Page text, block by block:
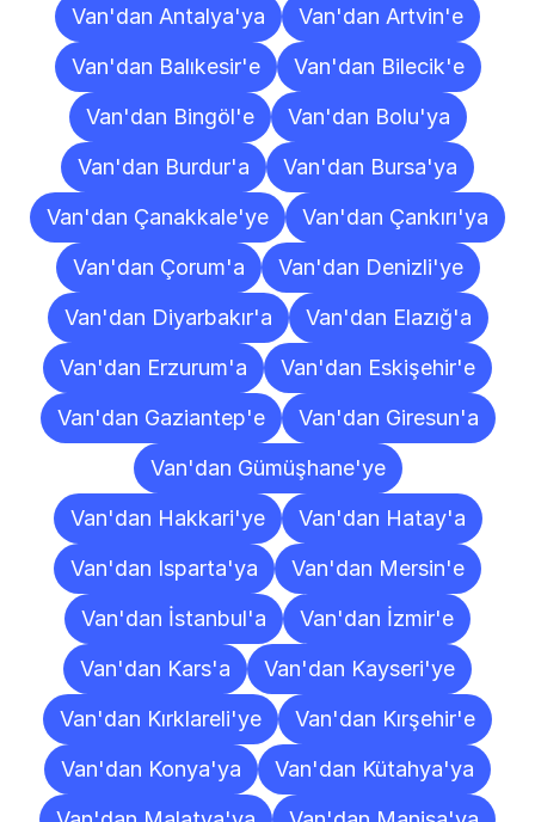
Van'dan Antalya'ya
Van'dan Artvin'e
Van'dan Balıkesir'e
Van'dan Bilecik'e
Van'dan Bingöl'e
Van'dan Bolu'ya
Van'dan Burdur'a
Van'dan Bursa'ya
Van'dan Çanakkale'ye
Van'dan Çankırı'ya
Van'dan Çorum'a
Van'dan Denizli'ye
Van'dan Diyarbakır'a
Van'dan Elazığ'a
Van'dan Erzurum'a
Van'dan Eskişehir'e
Van'dan Gaziantep'e
Van'dan Giresun'a
Van'dan Gümüşhane'ye
Van'dan Hakkari'ye
Van'dan Hatay'a
Van'dan Isparta'ya
Van'dan Mersin'e
Van'dan İstanbul'a
Van'dan İzmir'e
Van'dan Kars'a
Van'dan Kayseri'ye
Van'dan Kırklareli'ye
Van'dan Kırşehir'e
Van'dan Konya'ya
Van'dan Kütahya'ya